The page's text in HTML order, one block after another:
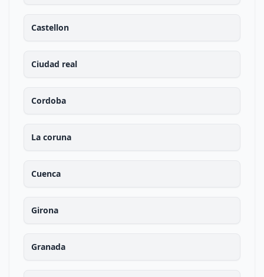
Castellon
Ciudad real
Cordoba
La coruna
Cuenca
Girona
Granada